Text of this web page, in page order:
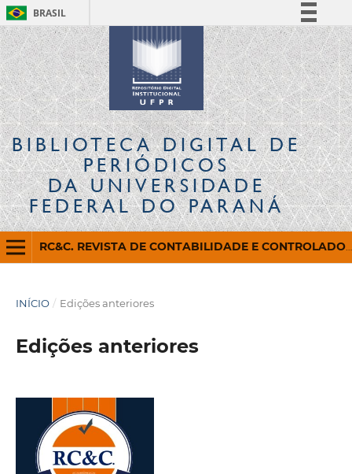
BRASIL
Simplifique!
Comunica BR
Participe
Acesso à informação
Legislação
Canais
BIBLIOTECA DIGITALDE
PERIÓDICOS
DA UNIVERSIDADE
FEDERAL DO PARANÁ
RC&C. REVISTA DE CONTABILIDADE E CONTROLADORIA
INÍCIO / Edições anteriores
Edições anteriores